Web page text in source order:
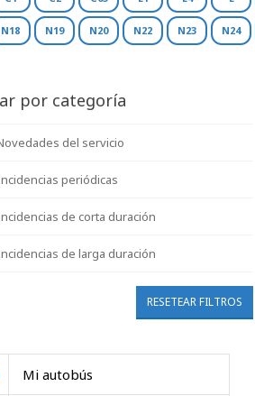
N18 N19 N20 N22 N23 N24
por categoría
del servicio
periódicas
de corta duración
de larga duración
RESETEAR FILTROS
Mi autobús